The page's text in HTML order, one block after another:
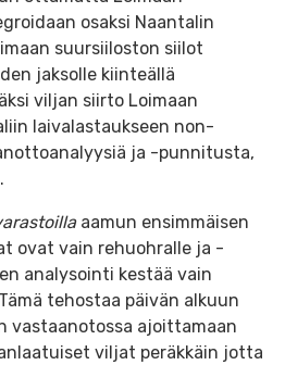
osaksi Naantalin
suursiiloston siilot
jaksolle kiinteällä
viljan siirto Loimaan
laivalastaukseen non-
ja -punnitusta,
aamun ensimmäisen
ovat vain rehuohralle ja -
analysointi kestää vain
tehostaa päivän alkuun
vastaanotossa ajoittamaan
viljat peräkkäin jotta